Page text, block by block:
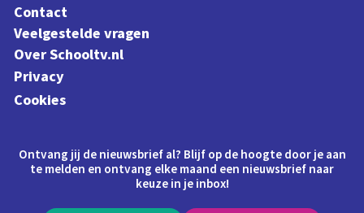
Contact
Veelgestelde vragen
Over Schooltv.nl
Privacy
Cookies
Ontvang jij de nieuwsbrief al? Blijf op de hoogte door je aan
te melden en ontvang elke maand een nieuwsbrief naar
keuze in je inbox!